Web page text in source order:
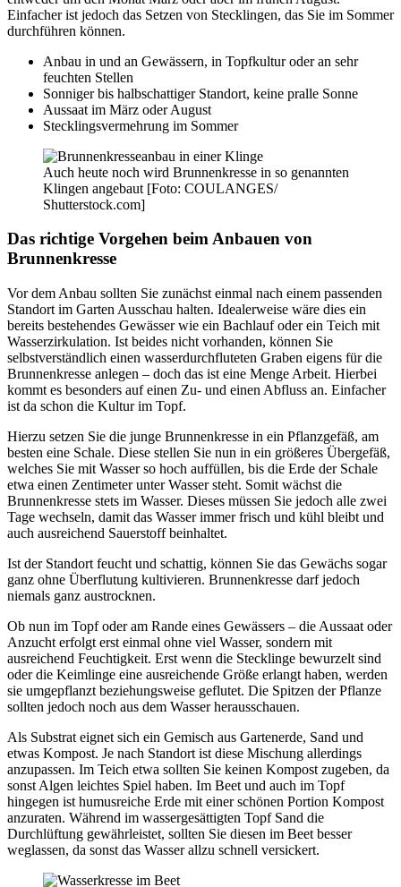
Einfacher ist jedoch das Setzen von Stecklingen, das Sie im Sommer
durchführen können.
Anbau in und an Gewässern, in Topfkultur oder an sehr
feuchten Stellen
Sonniger bis halbschattiger Standort, keine pralle Sonne
Aussaat im März oder August
Stecklingsvermehrung im Sommer
Auch heute noch wird Brunnenkresse in so genannten
Klingen angebaut [Foto: COULANGES/
Shutterstock.com]
Das richtige Vorgehen beim Anbauen von
Brunnenkresse
Vor dem Anbau sollten Sie zunächst einmal nach einem passenden
Standort im Garten Ausschau halten. Idealerweise wäre dies ein
bereits bestehendes Gewässer wie ein Bachlauf oder ein Teich mit
Wasserzirkulation. Ist beides nicht vorhanden, können Sie
selbstverständlich einen wasserdurchfluteten Graben eigens für die
Brunnenkresse anlegen – doch das ist eine Menge Arbeit. Hierbei
kommt es besonders auf einen Zu- und einen Abfluss an. Einfacher
ist da schon die Kultur im Topf.
Hierzu setzen Sie die junge Brunnenkresse in ein Pflanzgefäß, am
besten eine Schale. Diese stellen Sie nun in ein größeres Übergefäß,
welches Sie mit Wasser so hoch auffüllen, bis die Erde der Schale
etwa einen Zentimeter unter Wasser steht. Somit wächst die
Brunnenkresse stets im Wasser. Dieses müssen Sie jedoch alle zwei
Tage wechseln, damit das Wasser immer frisch und kühl bleibt und
auch ausreichend Sauerstoff beinhaltet.
Ist der Standort feucht und schattig, können Sie das Gewächs sogar
ganz ohne Überflutung kultivieren. Brunnenkresse darf jedoch
niemals ganz austrocknen.
Ob nun im Topf oder am Rande eines Gewässers – die Aussaat oder
Anzucht erfolgt erst einmal ohne viel Wasser, sondern mit
ausreichend Feuchtigkeit. Erst wenn die Stecklinge bewurzelt sind
oder die Keimlinge eine ausreichende Größe erlangt haben, werden
sie umgepflanzt beziehungsweise geflutet. Die Spitzen der Pflanze
sollten jedoch noch aus dem Wasser herausschauen.
Als Substrat eignet sich ein Gemisch aus Gartenerde, Sand und
etwas Kompost. Je nach Standort ist diese Mischung allerdings
anzupassen. Im Teich etwa sollten Sie keinen Kompost zugeben, da
sonst Algen leichtes Spiel haben. Im Beet und auch im Topf
hingegen ist humusreiche Erde mit einer schönen Portion Kompost
anzuraten. Während im wassergesättigten Topf Sand die
Durchlüftung gewährleistet, sollten Sie diesen im Beet besser
weglassen, da sonst das Wasser allzu schnell versickert.